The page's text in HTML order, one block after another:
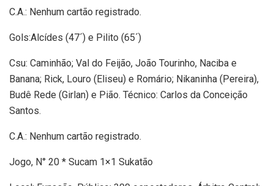
C.A.: Nenhum cartão registrado.
Gols:Alcídes (47´) e Pilito (65´)
Csu: Caminhão; Val do Feijão, João Tourinho, Naciba e
Banana; Rick, Louro (Eliseu) e Romário; Nikaninha (Pereira),
Budê Rede (Girlan) e Pião. Técnico: Carlos da Conceição
Santos.
C.A.: Nenhum cartão registrado.
Jogo, N° 20 * Sucam 1×1 Sukatão